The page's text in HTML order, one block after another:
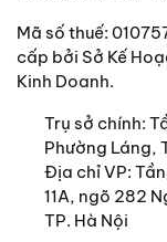
Mã số thuế:
cấp bởi Sở Kế
Kinh Doanh.
Trụ sở chính:
Phường Láng,
Địa chỉ VP:
11A, ngõ 282
TP. Hà Nội